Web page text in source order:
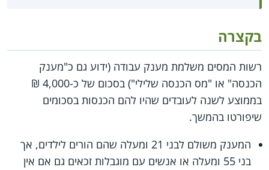
בקצרה
רשות המסים משלמת מענק עבודה (ידוע גם כ"מענק
הכנסה" או "מס הכנסה שלילי") בסכום של כ-4,000 ₪
בממוצע לשנה לעובדים שהיו להם הכנסות בסכומים
שיפורטו בהמשך.
המענק משולם לבני 21 ומעלה שהם הורים לילדים, אך
בני 55 ומעלה או אנשים עם מוגבלות זכאים גם אם אין